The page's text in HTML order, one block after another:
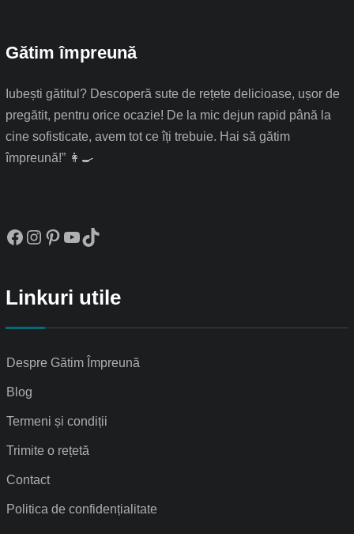
Gătim împreună
Iubești gătitul? Descoperă sute de rețete delicioase, ușor de
pregătit, pentru orice ocazie! De la mic dejun rapid până la
cine sofisticate, avem tot ce îți trebuie. Hai să gătim
împreună!” 👩‍🍳
Linkuri utile
Despre Gătim Împreună
Blog
Termeni și condiții
Trimite o rețetă
Contact
Politica de confidențialitate